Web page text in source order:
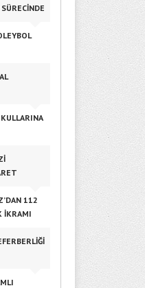
112
İKRAMI